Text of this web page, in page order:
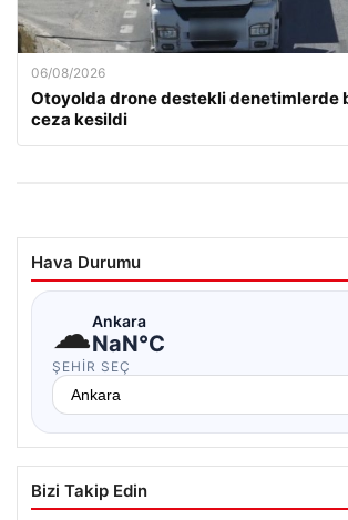
06/08/2026
Otoyolda drone destekli denetimlerde
ceza kesildi
Hava Durumu
☁Ankara
NaN°C
ŞEHIR SEÇ
Bizi Takip Edin